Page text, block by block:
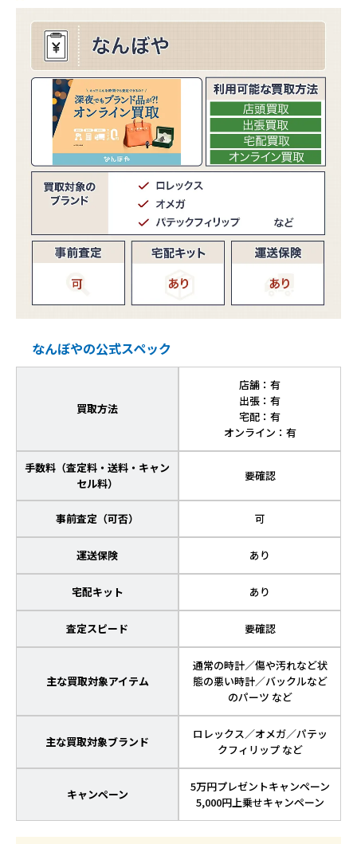
なんぼやの公式スペック
買取方法
店舗：有
出張：有
宅配：有
オンライン：有
手数料（査定料・送料・キャン
セル料）
要確認
事前査定（可否） 可
運送保険 あり
宅配キット あり
査定スピード 要確認
主な買取対象アイテム
通常の時計／傷や汚れなど状
態の悪い時計／バックルなど
のパーツ など
主な買取対象ブランド
ロレックス／オメガ／パテッ
クフィリップ など
キャンペーン
5万円プレゼントキャンペーン
5,000円上乗せキャンペーン